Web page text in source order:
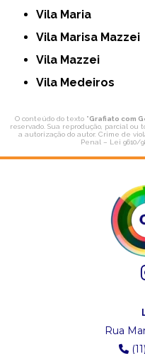
Vila Maria
Vila Marisa Mazzei
Vila Mazzei
Vila Medeiros
O conteúdo do texto "Grafiato com
reservado. Sua reprodução, parcial ou
a autorização do autor. Crime de
Penal – Lei 9610/
Rua